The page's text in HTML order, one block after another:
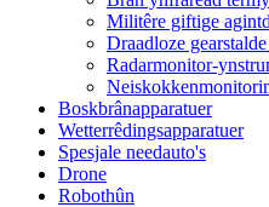
Militêre giftige
Draadloze
Radarmonitor-
Boskbrânapparatuer
Wetterrêdingsapparatuer
Spesjale needauto's
Drone
Robothûn